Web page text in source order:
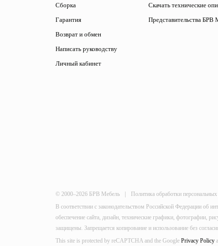
Сборка
Гарантия
Возврат и обмен
Написать руководству
Личный кабинет
Скачать технические
Представительства БРВ
© 2000–2026 БРВ Мебель | Политика обработки
В соответствии с законодательством Российской Федерации
обеспечение сайта, дизайн, технические графики, фотографии,
защищены. Запрещается копирование и использование без
This site is protected by reCAPTCHA and the Google Privacy Policy